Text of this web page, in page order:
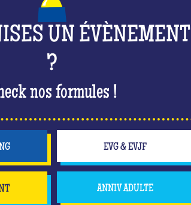
UN ÉVÈNEMENT
?
nos formules !
EVG & EVJF
ANNIV ADULTE